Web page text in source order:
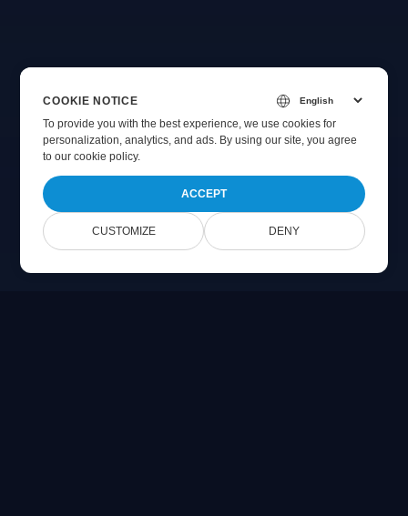
COOKIE NOTICE
To provide you with the best experience, we use cookies for
personalization, analytics, and ads. By using our site, you agree
toour cookie policy.
ACCEPT
CUSTOMIZE DENY